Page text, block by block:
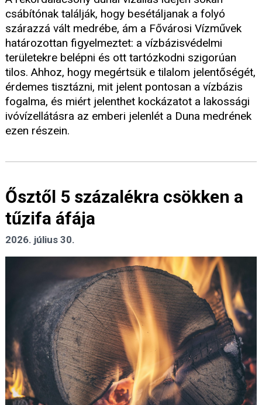
csábítónak találják, hogy besétáljanak a folyó
szárazzá vált medrébe, ám a Fővárosi Vízművek
határozottan figyelmeztet: a vízbázisvédelmi
területekre belépni és ott tartózkodni szigorúan
tilos. Ahhoz, hogy megértsük e tilalom jelentőségét,
érdemes tisztázni, mit jelent pontosan a vízbázis
fogalma, és miért jelenthet kockázatot a lakossági
ivóvízellátásra az emberi jelenlét a Duna medrének
ezen részein.
Ősztől 5 százalékra csökken a
tűzifa áfája
2026. július 30.